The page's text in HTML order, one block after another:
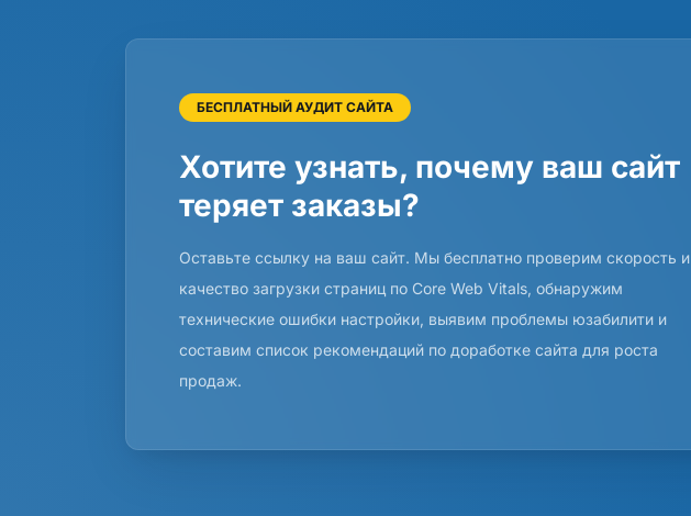
БЕСПЛАТНЫЙ АУДИТ САЙТА
Хотите узнать, почему ваш сайт
теряет заказы?
Оставьте ссылку на ваш сайт. Мы бесплатно проверим скорость и
качество загрузки страниц по Core Web Vitals, обнаружим
технические ошибки настройки, выявим проблемы юзабилити и
составим список рекомендаций по доработке сайта для роста
продаж.